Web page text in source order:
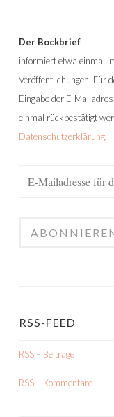
Der Bockbrief
informiert etwa einmal
Veröffentlichungen. Für
Eingabe der E-
einmal rückbestätigt
Datenschutzerklärung.
RSS-FEED
RSS – Beiträge
RSS – Kommentare